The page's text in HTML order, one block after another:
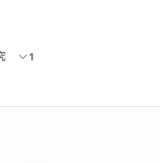
1